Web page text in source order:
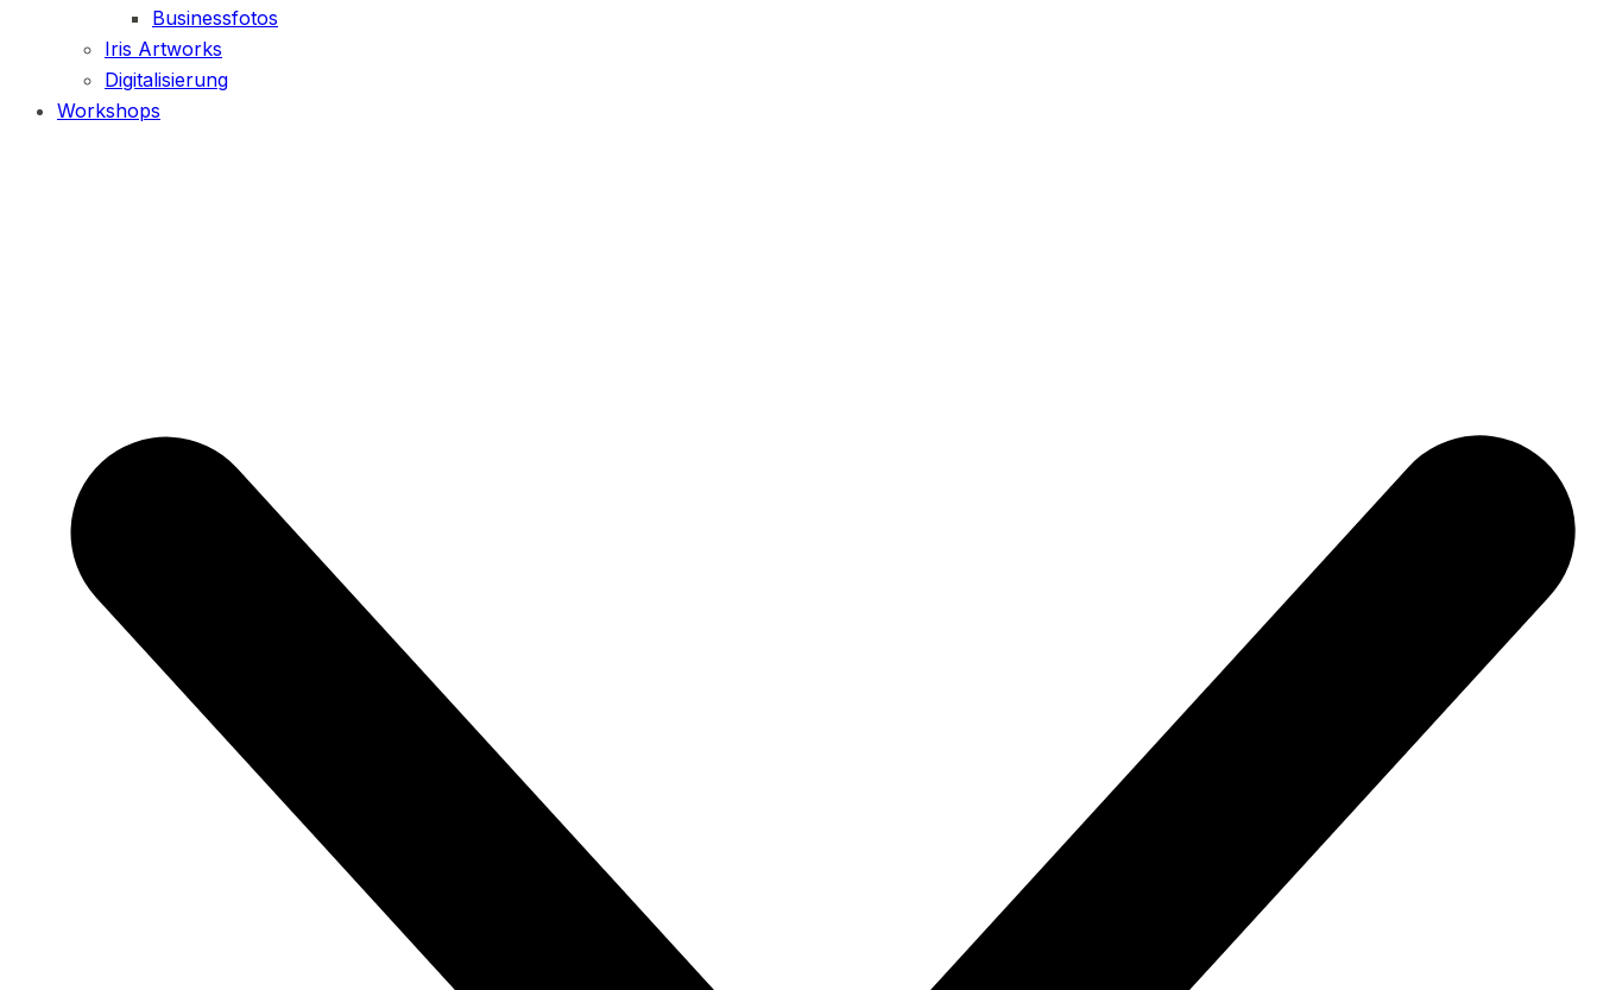
Businessfotos
Iris Artworks
Digitalisierung
Workshops